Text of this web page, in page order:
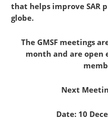
that helps improve SAR
globe.
The GMSF meetings
month and are open
Next
Date: 10